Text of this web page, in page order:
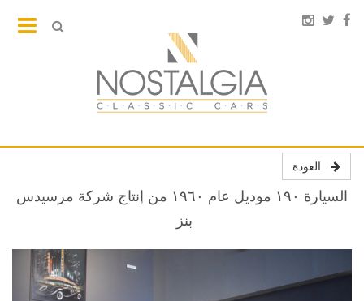
السيارة ١٩٠ موديل عام ١٩٦٠ من إنتاج شركة مرسيدس
بنز
العودة